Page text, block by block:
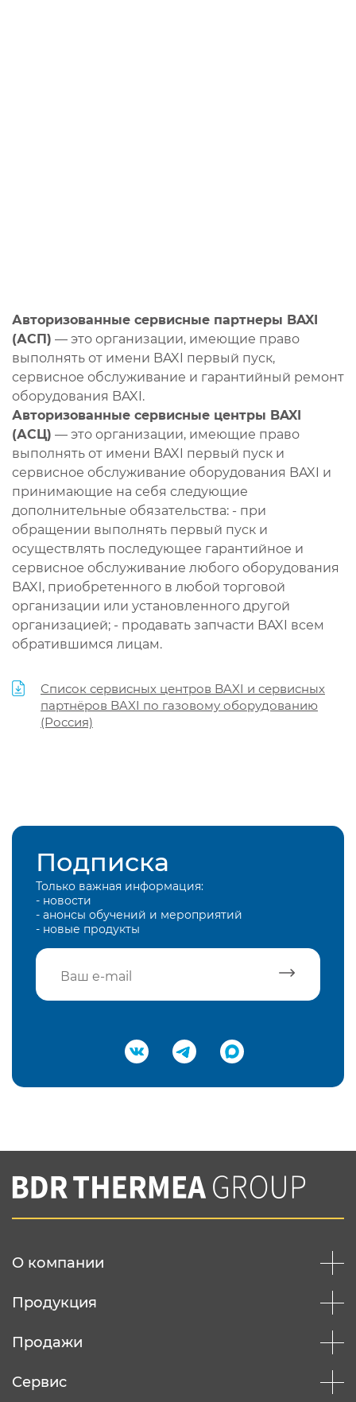
Авторизованные сервисные партнеры BAXI
(АСП) — это организации, имеющие право
выполнять от имени BAXI первый пуск,
сервисное обслуживание и гарантийный ремонт
оборудования BAXI.
Авторизованные сервисные центры BAXI
(АСЦ) — это организации, имеющие право
выполнять от имени BAXI первый пуск и
сервисное обслуживание оборудования BAXI и
принимающие на себя следующие
дополнительные обязательства: - при
обращении выполнять первый пуск и
осуществлять последующее гарантийное и
сервисное обслуживание любого оборудования
BAXI, приобретенного в любой торговой
организации или установленного другой
организацией; - продавать запчасти BAXI всем
обратившимся лицам.
Список сервисных центров BAXI и сервисных
партнёров BAXI по газовому оборудованию
(Россия)
Подписка
Только важная информация:
- новости
- анонсы обучений и мероприятий
- новые продукты
Подтвердить e-mail
Вы соглашаетесь с нашей политикой
конфеденциальности
О компании
Продукция
Продажи
Сервис